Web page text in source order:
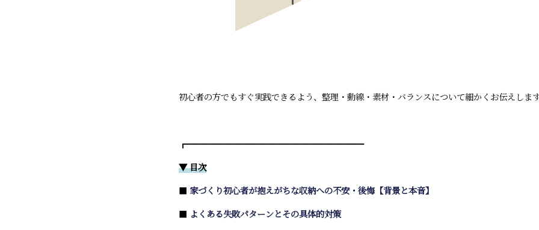
初心者の方でもすぐ実践できるよう、整理・動線・素材・バランスについて細かくお伝えしま
┏━━━━━━━━━━━━━━━━━━━━━
▼ 目次
■ 家づくり初心者が抱えがちな収納への不安・後悔【背景と本音】
■ よくある失敗パターンとその具体的対策